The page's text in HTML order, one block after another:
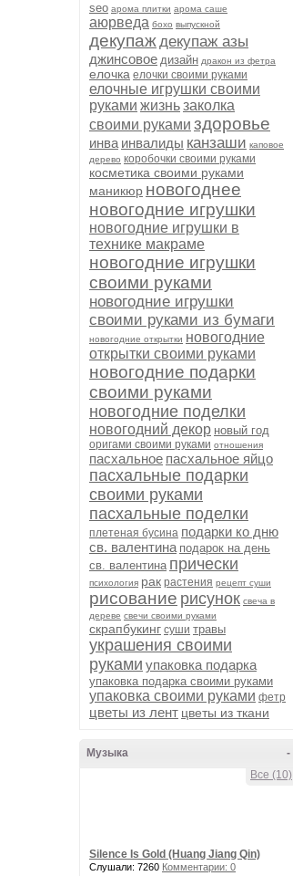
seo арома плитки арома саше
аюрведа бохо выпускной
декупаждекупаж азы
джинсовое дизайн дракон из фетра
елочка елочки своими руками
елочные игрушки своими
руками жизньзаколка
своими руками здоровье
инва инвалиды канзаши каповое
дерево коробочки своими руками
косметика своими руками
маникюр новогоднее
новогодние игрушки
новогодние игрушки в
технике макраме
новогодние игрушки
своими руками
новогодние игрушки
своими руками из бумаги
новогодние открытки новогодние
открытки своими руками
новогодние подарки
своими руками
новогодние поделки
новогодний декор новый год
оригами своими руками отношения
пасхальное пасхальное яйцо
пасхальные подарки
своими руками
пасхальные поделки
плетеная бусина подарки ко дню
св. валентина подарок на день
св. валентина прически
психология рак растения рецепт суши
рисование рисунок свеча в
дереве свечи своими руками
скрапбукинг суши травы
украшения своими
руками упаковка подарка
упаковка подарка своими руками
упаковка своими руками фетр
цветы из лент цветы из ткани
-
Музыка
Все (10)
Silence Is Gold (Huang Jiang Qin)
Слушали: 7260 Комментарии: 0